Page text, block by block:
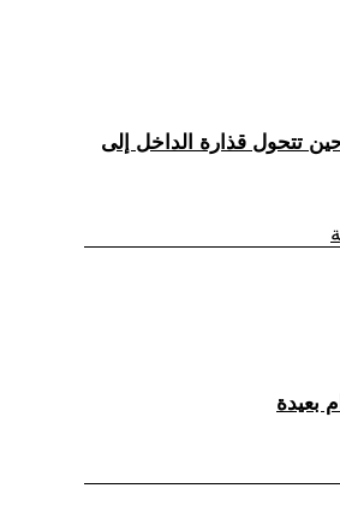
حين تتحول قذارة الداخل إلى